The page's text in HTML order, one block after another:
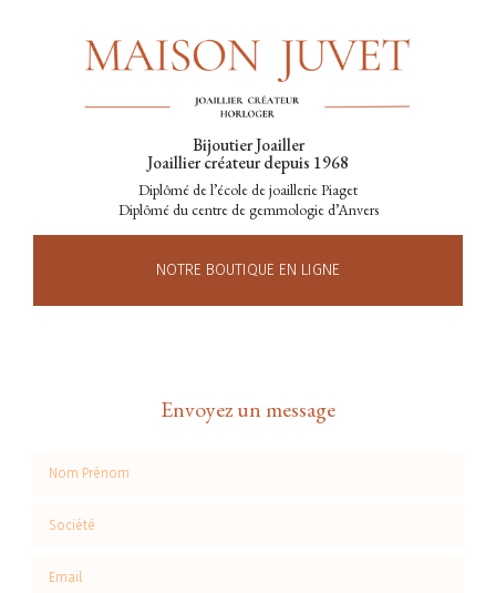
Bijoutier Joailler
Joaillier créateur depuis 1968
Diplômé de l’école de joaillerie Piaget
Diplômé du centre de gemmologie d’Anvers
NOTRE BOUTIQUE EN LIGNE
Envoyez un message